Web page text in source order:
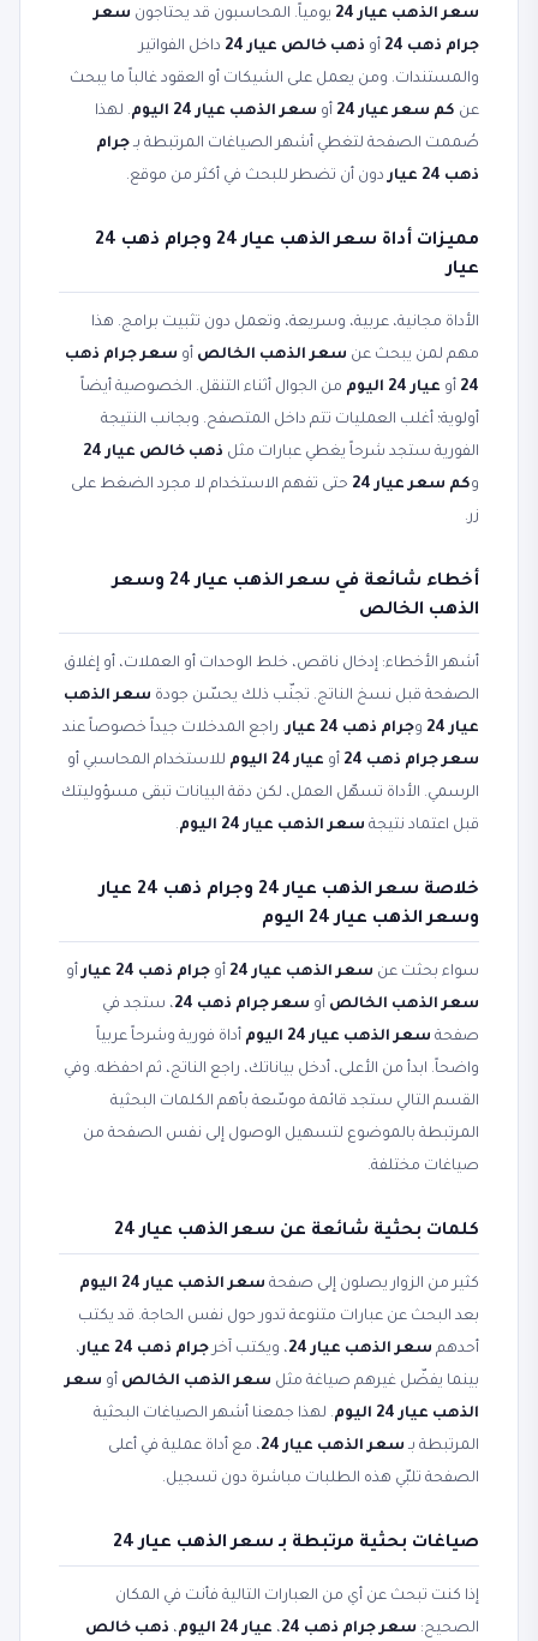
سعر الذهب عيار 24 يومياً. المحاسبون قد يحتاجون سعر
جرام ذهب 24
أو ذهب خالص عيار 24
داخل الفواتير
والمستندات. ومن يعمل على الشيكات أو العقود غالباً ما يبحث
عن كم سعر عيار 24 أو سعر الذهب عيار 24 اليوم
. لهذا
صُممت الصفحة لتغطي أشهر الصياغات المرتبطة بـ جرام
ذهب 24 عيار
دون أن تضطر للبحث في أكثر من موقع.
مميزات أداة سعر الذهب عيار 24 وجرام ذهب 24
عيار
الأداة مجانية، عربية، وسريعة، وتعمل دون تثبيت برامج. هذا
مهم لمن يبحث عن سعر الذهب الخالص أو سعر جرام ذهب
24 أو عيار 24 اليوم
من الجوال أثناء التنقل. الخصوصية أيضاً
أولوية؛ أغلب العمليات تتم داخل المتصفح. وبجانب النتيجة
الفورية ستجد شرحاً يغطي عبارات مثل ذهب خالص عيار 24
وكم سعر عيار 24
حتى تفهم الاستخدام لا مجرد الضغط على
زر.
أخطاء شائعة في سعر الذهب عيار 24 وسعر
الذهب الخالص
أشهر الأخطاء: إدخال ناقص، خلط الوحدات أو العملات، أو إغلاق
الصفحة قبل نسخ الناتج. تجنّب ذلك يحسّن جودة سعر الذهب
عيار 24
وجرام ذهب 24 عيار
. راجع المدخلات جيداً خصوصاً عند
سعر جرام ذهب 24
أو عيار 24 اليوم
للاستخدام المحاسبي أو
الرسمي. الأداة تسهّل العمل، لكن دقة البيانات تبقى مسؤوليتك
قبل اعتماد نتيجة سعر الذهب عيار 24 اليوم .
خلاصة سعر الذهب عيار 24 وجرام ذهب 24 عيار
وسعر الذهب عيار 24 اليوم
سواء بحثت عن سعر الذهب عيار 24 أو جرام ذهب 24 عيار
أو
سعر الذهب الخالص أو سعر جرام ذهب 24
، ستجد في
صفحة سعر الذهب عيار 24 اليوم
أداة فورية وشرحاً عربياً
واضحاً. ابدأ من الأعلى، أدخل بياناتك، راجع الناتج، ثم احفظه. وفي
القسم التالي ستجد قائمة موسّعة بأهم الكلمات البحثية
المرتبطة بالموضوع لتسهيل الوصول إلى نفس الصفحة من
صياغات مختلفة.
كلمات بحثية شائعة عن سعر الذهب عيار 24
كثير من الزوار يصلون إلى صفحة سعر الذهب عيار 24 اليوم
بعد البحث عن عبارات متنوعة تدور حول نفس الحاجة. قد يكتب
أحدهم سعر الذهب عيار 24 ، ويكتب آخر جرام ذهب 24 عيار
،
بينما يفضّل غيرهم صياغة مثل سعر الذهب الخالص أو سعر
الذهب عيار 24 اليوم
. لهذا جمعنا أشهر الصياغات البحثية
المرتبطة بـ سعر الذهب عيار 24
، مع أداة عملية في أعلى
الصفحة تلبّي هذه الطلبات مباشرة دون تسجيل.
صياغات بحثية مرتبطة بـ سعر الذهب عيار 24
إذا كنت تبحث عن أي من العبارات التالية فأنت في المكان
الصحيح: سعر جرام ذهب 24 ، عيار 24 اليوم ، ذهب خالص